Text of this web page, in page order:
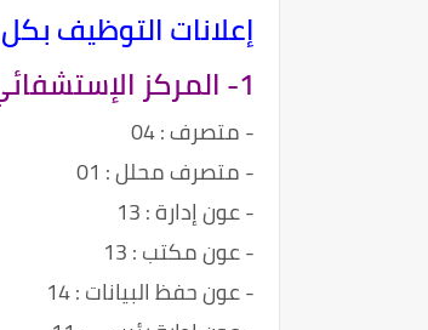
إعلانات التوظيف
1- المركز الإستشفائي الجامعي لبني مسوس بالجزائر العاصمة
- متصرف : 04
- متصرف محلل : 01
- عون إدارة : 13
- عون مكتب : 13
- عون حفظ البيانات : 14